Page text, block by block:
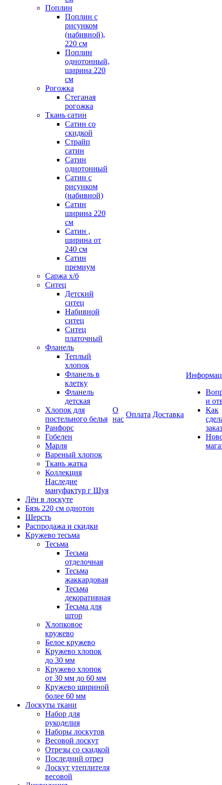
Поплин
Поплин с
рисунком
(набивной),
220 см
Поплин
однотонный,
ширина 220
см
Рогожка
Стеганая
рогожка
Ткань сатин
Сатин со
скидкой
Страйп
сатин
Сатин
однотонный
Сатин с
рисунком
(набивной)
Сатин
ширина 220
см
Сатин ,
ширина от
240 см
Сатин
премиум
Саржа х/б
Ситец
Детский
ситец
Набивной
ситец
Ситец
платочный
Фланель
Теплый
хлопок
Фланель в
клетку
Фланель
детская
Хлопок для
постельного белья
Ранфорс
Гобелен
Марля
Вареный хлопок
Ткань жатка
Коллекция
Наследие
мануфактур г Шуя
Лён в лоскуте
Бязь 220 см однотон
Шерсть
Распродажа и скидки
Кружево тесьма
Тесьма
Тесьма
отделочная
Тесьма
жаккардовая
Тесьма
декоративная
Тесьма для
штор
Хлопковое
кружево
Белое кружево
Кружево хлопок
до 30 мм
Кружево хлопок
от 30 мм до 60 мм
Кружево шириной
более 60 мм
Лоскуты ткани
Набор для
рукоделия
Наборы лоскутов
Весовой лоскут
Отрезы со скидкой
Последний отрез
Лоскут утеплителя
весовой
О
нас
Оплата Доставка
и
Как
заказ